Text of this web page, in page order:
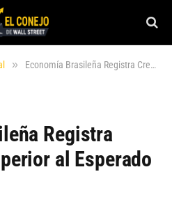
» Economía Brasileña Registra Crecimiento Superior al Esperado en Abril
Registra
al Esperado